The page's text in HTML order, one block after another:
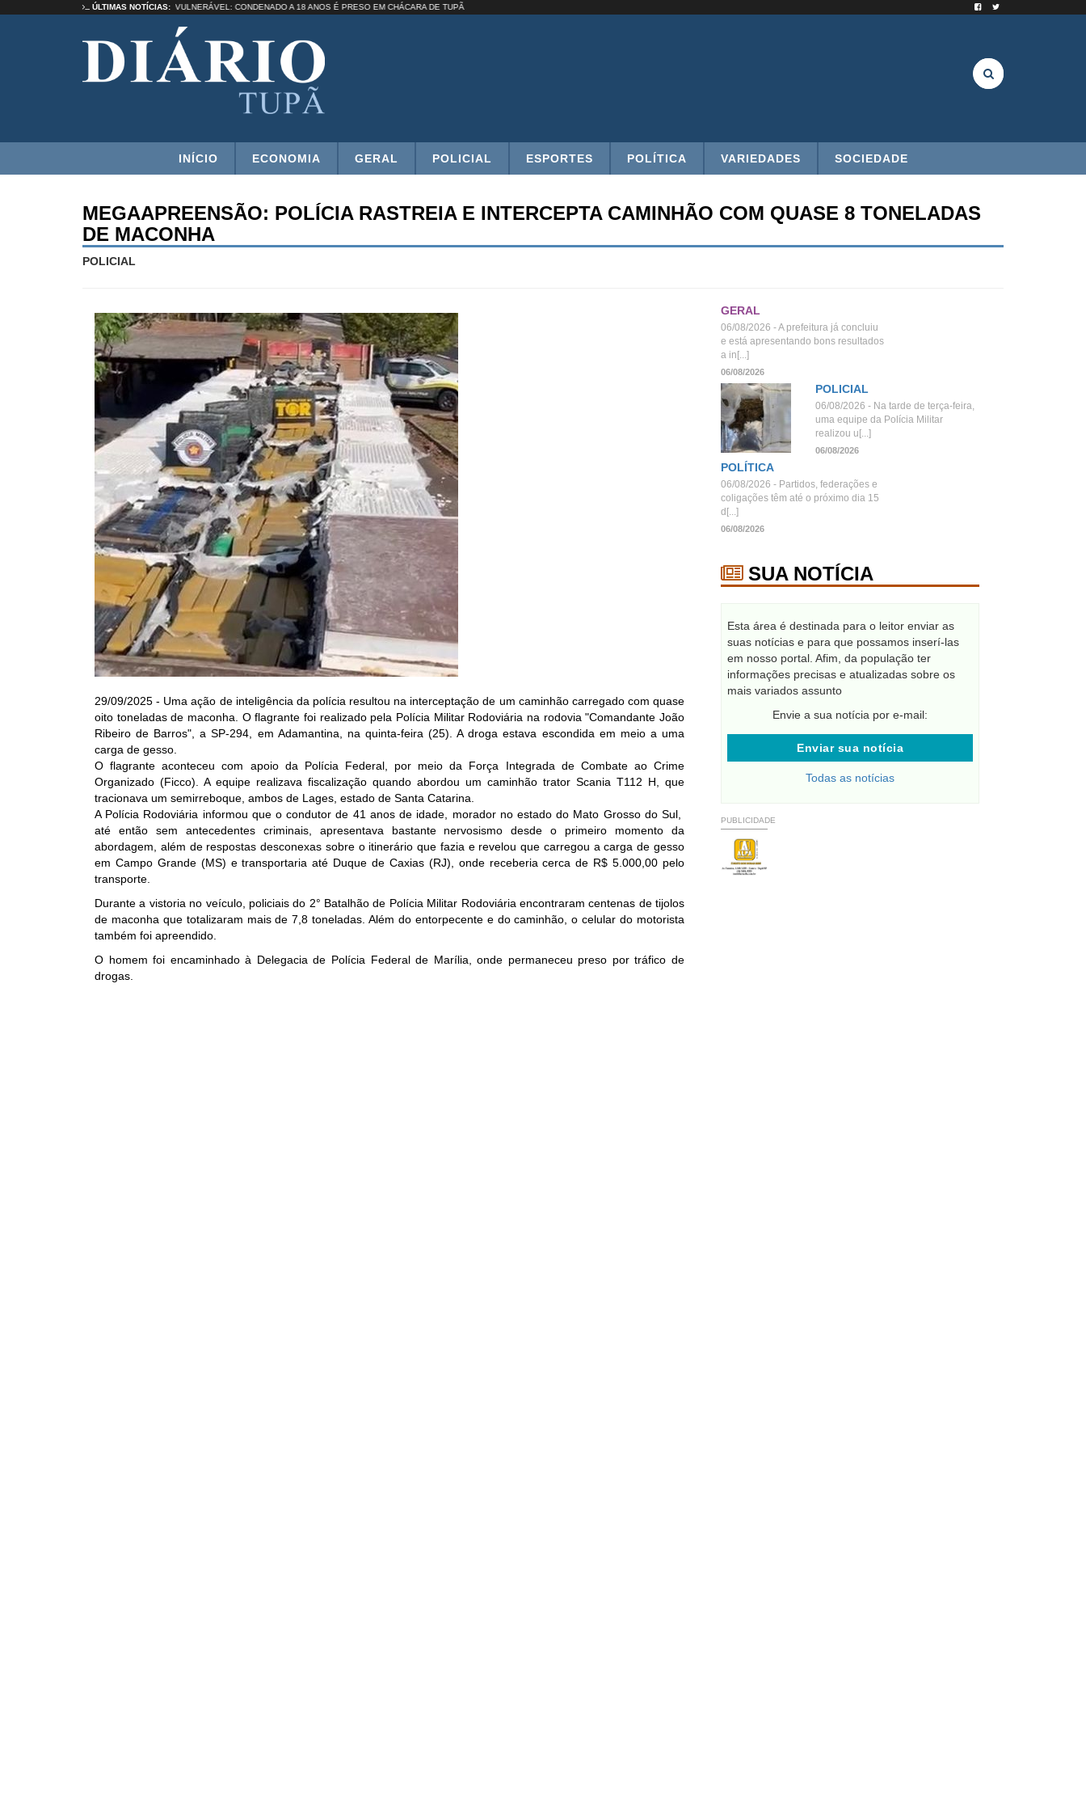
ÚLTIMAS NOTÍCIAS:ESTUPRO DE VULNERÁVEL: CONDENADO A 18 ANOS É PRESO EM CHÁCARA DE TUPÃ
INÍCIO ECONOMIA GERAL POLICIAL ESPORTES POLÍTICA VARIEDADES SOCIEDADE
MEGAAPREENSÃO: POLÍCIA RASTREIA E INTERCEPTA CAMINHÃO COM QUASE 8 TONELADAS
DE MACONHA
POLICIAL
29/09/2025 - Uma ação de inteligência da polícia resultou na interceptação de um caminhão carregado com quase
oito toneladas de maconha. O flagrante foi realizado pela Polícia Militar Rodoviária na rodovia "Comandante João
Ribeiro de Barros", a SP-294, em Adamantina, na quinta-feira (25). A droga estava escondida em meio a uma
carga de gesso.
O flagrante aconteceu com apoio da Polícia Federal, por meio da Força Integrada de Combate ao Crime
Organizado (Ficco). A equipe realizava fiscalização quando abordou um caminhão trator Scania T112 H, que
tracionava um semirreboque, ambos de Lages, estado de Santa Catarina.
A Polícia Rodoviária informou que o condutor de 41 anos de idade, morador no estado do Mato Grosso do Sul,
até então sem antecedentes criminais, apresentava bastante nervosismo desde o primeiro momento da
abordagem, além de respostas desconexas sobre o itinerário que fazia e revelou que carregou a carga de gesso
em Campo Grande (MS) e transportaria até Duque de Caxias (RJ), onde receberia cerca de R$ 5.000,00 pelo
transporte.
Durante a vistoria no veículo, policiais do 2° Batalhão de Polícia Militar Rodoviária encontraram centenas de tijolos
de maconha que totalizaram mais de 7,8 toneladas. Além do entorpecente e do caminhão, o celular do motorista
também foi apreendido.
O homem foi encaminhado à Delegacia de Polícia Federal de Marília, onde permaneceu preso por tráfico de
drogas.
GERAL
06/08/2026 - A prefeitura já concluiu
e está apresentando bons resultados
a in[...]
06/08/2026
POLICIAL
06/08/2026 - Na tarde de terça-feira,
uma equipe da Polícia Militar
realizou u[...]
06/08/2026
POLÍTICA
06/08/2026 - Partidos, federações e
coligações têm até o próximo dia 15
d[...]
06/08/2026
SUA NOTÍCIA
Esta área é destinada para o leitor enviar as
suas notícias e para que possamos inserí-las
em nosso portal. Afim, da população ter
informações precisas e atualizadas sobre os
mais variados assunto
Envie a sua notícia por e-mail:
Enviar sua notícia
Todas as notícias
PUBLICIDADE